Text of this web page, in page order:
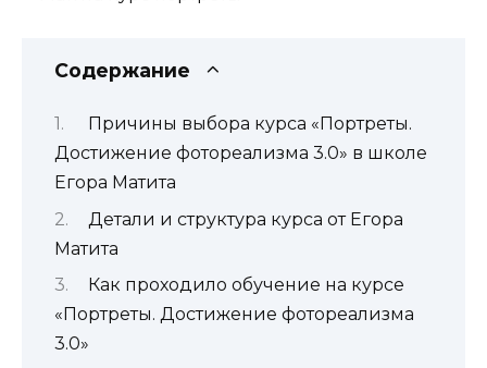
Содержание
Причины выбора курса «Портреты.
Достижение фотореализма 3.0» в школе
Егора Матита
Детали и структура курса от Егора
Матита
Как проходило обучение на курсе
«Портреты. Достижение фотореализма
3.0»